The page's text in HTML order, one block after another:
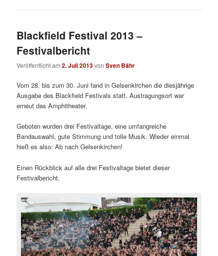
Blackfield Festival 2013 –
Festivalbericht
Veröffentlicht am2. Juli 2013vonSven Bähr
Vom 28. bis zum 30. Juni fand in Gelsenkirchen die diesjährige
Ausgabe des Blackfield Festivals statt. Austragungsort war
erneut das Amphitheater.
Geboten wurden drei Festivaltage, eine umfangreiche
Bandauswahl, gute Stimmung und tolle Musik. Wieder einmal
hieß es also: Ab nach Gelsenkirchen!
Einen Rückblick auf alle drei Festivaltage bietet dieser
Festivalbericht.